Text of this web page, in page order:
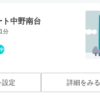
ト中野南台
分
設定 詳細をみる